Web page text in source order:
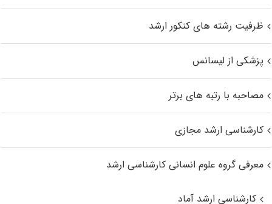
ظرفیت رشته های کنکور ارشد
پزشکی از لیسانس
مصاحبه با رتبه های برتر
کارشناسی ارشد مجازی
معرفی گروه علوم انسانی کارشناسی ارشد
کارشناسی ارشد آماد